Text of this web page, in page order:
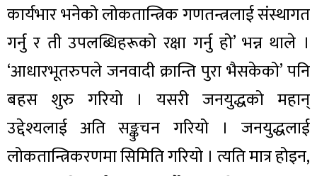
कार्यभार भनेको लोकतान्त्रिक गणतन्त्रलाई संस्थागत
गर्नु र ती उपलब्धिहरूको रक्षा गर्नु हो’ भन्न थाले ।
‘आधारभूतरुपले जनवादी क्रान्ति पुरा भैसकेको’ पनि
बहस शुरु गरियो । यसरी जनयुद्धको महान्
उद्देश्यलाई अति सङ्कुचन गरियो । जनयुद्धलाई
लोकतान्त्रिकरणमा सिमिति गरियो । त्यति मात्र होइन,